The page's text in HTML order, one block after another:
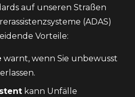
auf unseren Straßen
(ADAS)
Vorteile:
warnt, wenn Sie unbewusst
kann Unfälle